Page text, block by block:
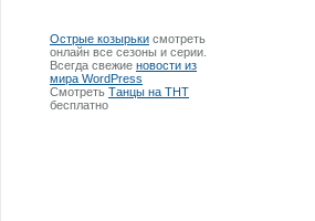
Острые козырьки смотреть
онлайн все сезоны и серии.
Всегда свежие новости из
мира WordPress
Смотреть Танцы на ТНТ
бесплатно